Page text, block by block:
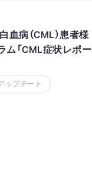
血病（CML）患者様
ム「CML症状レポー
ップデート